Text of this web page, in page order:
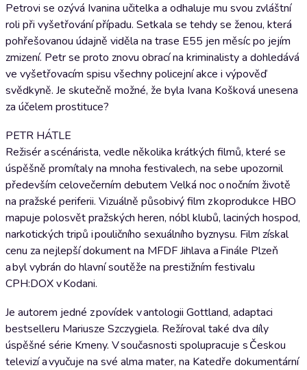
Petrovi se ozývá Ivanina učitelka a odhaluje mu svou zvláštní
roli při vyšetřování případu. Setkala se tehdy se ženou, která
pohřešovanou údajně viděla na trase E55 jen měsíc po jejím
zmizení. Petr se proto znovu obrací na kriminalisty a dohledává
ve vyšetřovacím spisu všechny policejní akce i výpověď
svědkyně. Je skutečně možné, že byla Ivana Košková unesena
za účelem prostituce?
PETR HÁTLE
Režisér a scénárista, vedle několika krátkých filmů, které se
úspěšně promítaly na mnoha festivalech, na sebe upozornil
především celovečerním debutem Velká noc o nočním životě
na pražské periferii. Vizuálně působivý film z koprodukce HBO
mapuje polosvět pražských heren, nóbl klubů, laciných hospod,
narkotických tripů i pouličního sexuálního byznysu. Film získal
cenu za nejlepší dokument na MFDF Jihlava a Finále Plzeň
a byl vybrán do hlavní soutěže na prestižním festivalu
CPH:DOX v Kodani.
Je autorem jedné z povídek v antologii Gottland, adaptaci
bestselleru Mariusze Szczygiela. Režíroval také dva díly
úspěšné série Kmeny. V současnosti spolupracuje s Českou
televizí a vyučuje na své alma mater, na Katedře dokumentární